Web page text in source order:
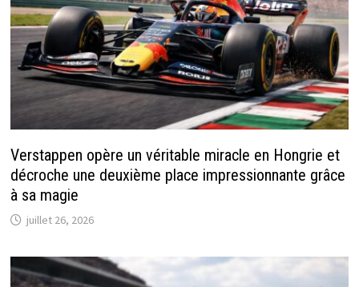
Verstappen opère un véritable miracle en Hongrie et
décroche une deuxième place impressionnante grâce
à sa magie
juillet 26, 2026